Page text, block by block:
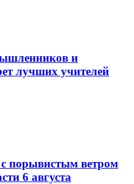
и
лучших учителей
порывистым ветром
6 августа